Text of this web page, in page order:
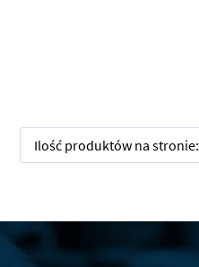
Ilość produktów na stronie: